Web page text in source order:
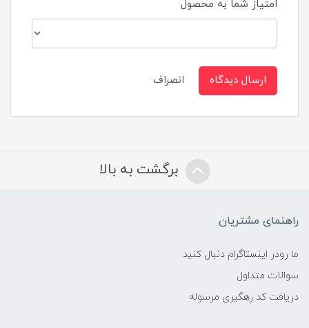
امتیاز شما به محصول
ارسال دیدگاه انصراف
برگشت به بالا
راهنمای مشتریان
ما رودر اینستاگرام دنبال کنید
سوالات متداول
دریافت کد رهگیری مرسوله